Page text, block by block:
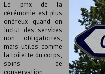
Le prix de la
cérémonie est plus
onéreux quand on
inclut des services
non obligatoires,
mais utiles comme
la toilette du corps,
soins de
conservation,